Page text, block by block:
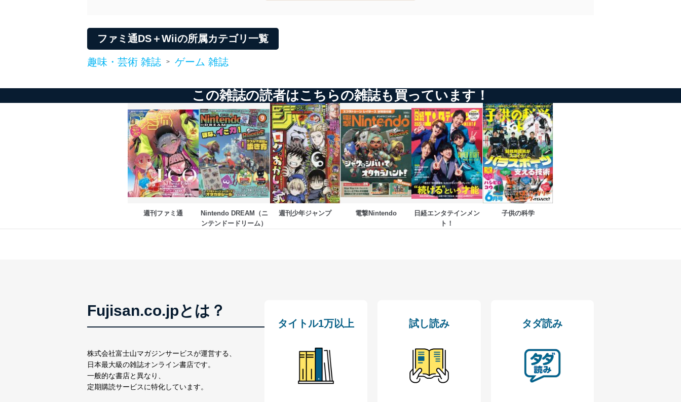
アクセス者の識別と認証
機器に標準装備されているユーザー制御機能（ユーザーアカウント制御）により、個人情報データベース等を取り扱う情報
システムを使用する従業者を識別・認証しています。
外部からの不正アクセス等の防止
個人データを取り扱う機器等にセキュリティ対策ソフトウェア等を導入し、自動更新 機能等の活用により、これを最新状態
としています。
情報システムの使用に伴う漏洩等の防止
メール等により個人データの含まれるファイルを送信する場合に、当該ファイルへのパスワードを設定しています。
個人情報保護マネジメントシステムの継続的改善
当社は、内部監査及びマネジメントレビューの機会を通じて、個人情報保護マネジメントシステムを継続的に改善し、常に最良
の状態を維持します。
貴殿の個人情報及び当社の個人情報保護マネジメントシステムに関するご相談及び苦情については以下までご連絡ください。
改訂：2025年2月20日
制定：2005年4月1日
個人情報の取扱いについて
１．個人情報保護管理者
ファミ通DS＋Wiiの所属カテゴリ一覧
趣味・芸術 雑誌 > ゲーム 雑誌
この雑誌の読者はこちらの雑誌も買っています！
週刊ファミ通
Nintendo DREAM（ニ
ンテンドードリーム）
週刊少年ジャンプ 電撃Nintendo
日経エンタテインメン
ト！
子供の科学
Fujisan.co.jpとは？
株式会社富士山マガジンサービスが運営する、
日本最大級の雑誌オンライン書店です。
一般的な書店と異なり、
定期購読サービスに特化しています。
タイトル1万以上 試し読み タダ読み